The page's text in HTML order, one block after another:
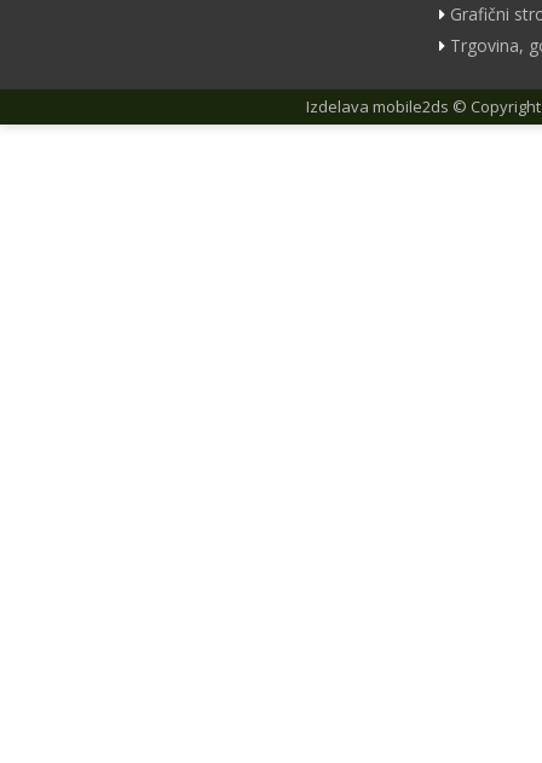
Grafični
Trgovina,
Izdelava mobile2ds ©